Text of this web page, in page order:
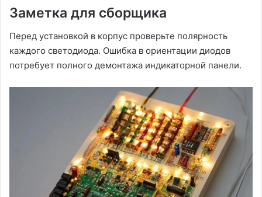
Заметка для сборщика
Перед установкой в корпус проверьте полярность
каждого светодиода. Ошибка в ориентации диодов
потребует полного демонтажа индикаторной панели.